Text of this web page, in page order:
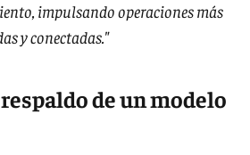
impulsando operaciones más
y conectadas."
de un modelo